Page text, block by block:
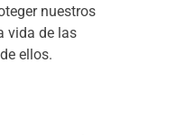
nuestros
vida de las
ellos.